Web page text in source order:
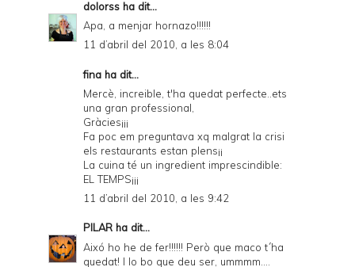
dolorss ha dit...
Apa, a menjar hornazo!!!!!!
11 d’abril del 2010, a les 8:04
fina ha dit...
Mercè, increible, t'ha quedat perfecte..ets
una gran professional,
Gràcies¡¡¡
Fa poc em preguntava xq malgrat la crisi
els restaurants estan plens¡¡
La cuina té un ingredient imprescindible:
EL TEMPS¡¡¡
11 d’abril del 2010, a les 9:42
PILAR ha dit...
Aixó ho he de fer!!!!!! Però que maco t´ha
quedat! I lo bo que deu ser, ummmm....